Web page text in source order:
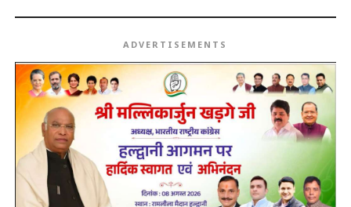
ADVERTISEMENTS